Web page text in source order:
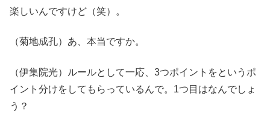
楽しいんですけど（笑）。
（菊地成孔）あ、本当ですか。
（伊集院光）ルールとして一応、3つポイントをというポ
イント分けをしてもらっているんで。1つ目はなんでしょ
う？